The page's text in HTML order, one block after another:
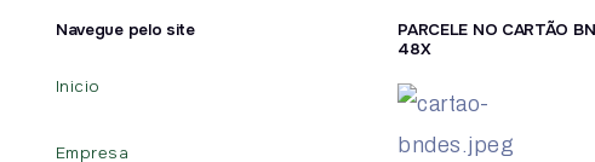
Navegue pelo site
Inicio
Empresa
PARCELE NO CARTÃO
48X